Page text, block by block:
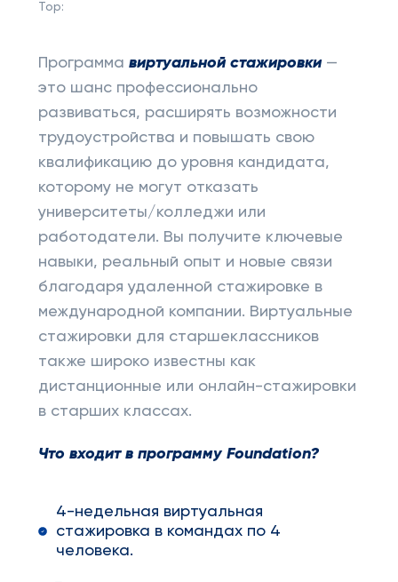
Top:
Программа виртуальной стажировки—
это шанс профессионально
развиваться, расширять возможности
трудоустройства и повышать свою
квалификацию до уровня кандидата,
которому не могут отказать
университеты/колледжи или
работодатели. Вы получите ключевые
навыки, реальный опыт и новые связи
благодаря удаленной стажировке в
международной компании. Виртуальные
стажировки для старшеклассников
также широко известны как
дистанционные или онлайн-стажировки
в старших классах.
Что входит в программу Foundation?
4-недельная виртуальная
стажировка в командах по 4
человека.